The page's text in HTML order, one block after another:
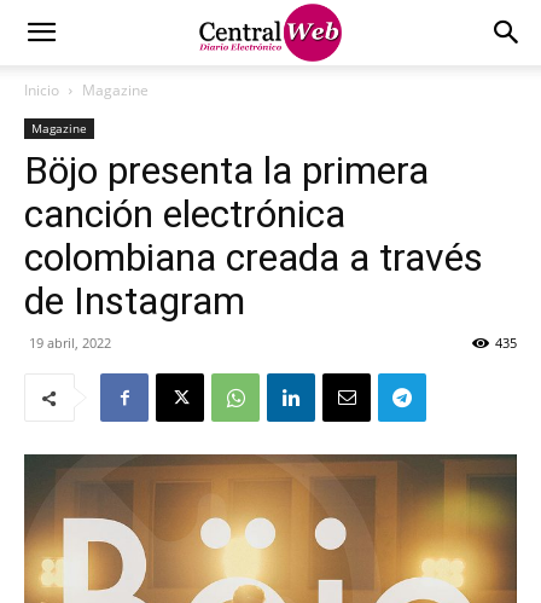
Inicio Magazine
Magazine
Böjo presenta la primera
canción electrónica
colombiana creada a través
de Instagram
19 abril, 2022 435